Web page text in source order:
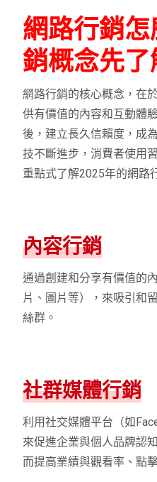
網路行銷
銷概念先了
網路行銷的核心概念，在
供有價值的內容和互動體
後，建立長久信賴度，成
技不斷進步，消費者使用
重點式了解2025年的網路
內容行銷
通過創建和分享有價值的
片、圖片等），來吸引和
絲群。
社群媒體行銷
利用社交媒體平台（如
來促進企業與個人品牌認
而提高業績與觀看率、點